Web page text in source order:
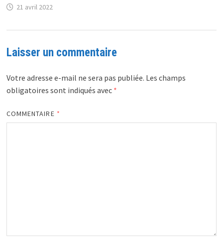
21 avril 2022
Laisser un commentaire
Votre adresse e-mail ne sera pas publiée. Les champs
obligatoires sont indiqués avec *
COMMENTAIRE *